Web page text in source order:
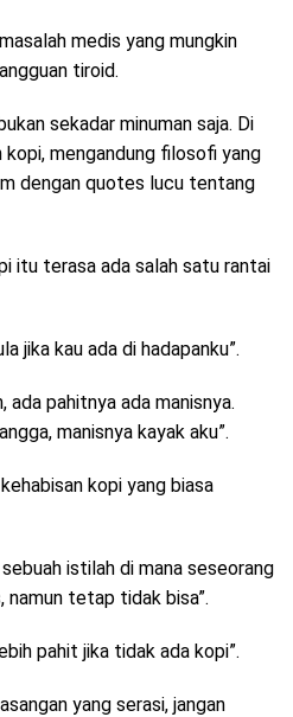
medis yang mungkin
tiroid.
sekadar minuman saja. Di
mengandung filosofi yang
dengan quotes lucu tentang
itu terasa ada salah satu rantai
jika kau ada di hadapanku”.
ada pahitnya ada manisnya.
manisnya kayak aku”.
kopi yang biasa
istilah di mana seseorang
namun tetap tidak bisa”.
pahit jika tidak ada kopi”.
yang serasi, jangan